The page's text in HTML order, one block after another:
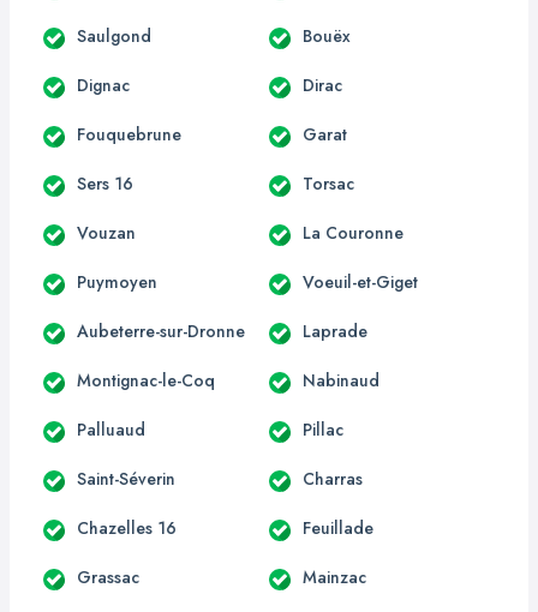
Saulgond Bouëx
Dignac Dirac
Fouquebrune Garat
Sers 16 Torsac
Vouzan La Couronne
Puymoyen Voeuil-et-Giget
Aubeterre-sur-Dronne Laprade
Montignac-le-Coq Nabinaud
Palluaud Pillac
Saint-Séverin Charras
Chazelles 16 Feuillade
Grassac Mainzac